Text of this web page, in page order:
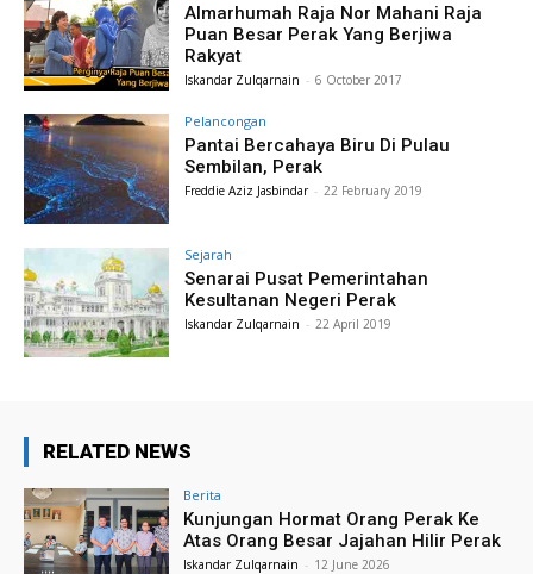
Almarhumah Raja Nor Mahani Raja
Puan Besar Perak Yang Berjiwa
Rakyat
Iskandar Zulqarnain - 6 October 2017
Pelancongan
Pantai Bercahaya Biru Di Pulau
Sembilan, Perak
Freddie Aziz Jasbindar - 22 February 2019
Sejarah
Senarai Pusat Pemerintahan
Kesultanan Negeri Perak
Iskandar Zulqarnain - 22 April 2019
RELATED NEWS
Berita
Kunjungan Hormat Orang Perak Ke
Atas Orang Besar Jajahan Hilir Perak
Iskandar Zulqarnain - 12 June 2026